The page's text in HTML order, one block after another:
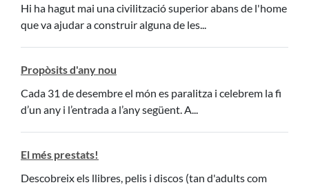
Hi ha hagut mai una civilització superior abans de l'home
que va ajudar a construir alguna de les...
Propòsits d'any nou
Cada 31 de desembre el món es paralitza i celebrem la fi
d’un any i l’entrada a l’any següent. A...
El més prestats!
Descobreix els llibres, pelis i discos (tan d'adults com